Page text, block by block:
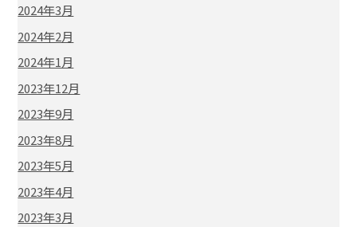
2024年3月
2024年2月
2024年1月
2023年12月
2023年9月
2023年8月
2023年5月
2023年4月
2023年3月